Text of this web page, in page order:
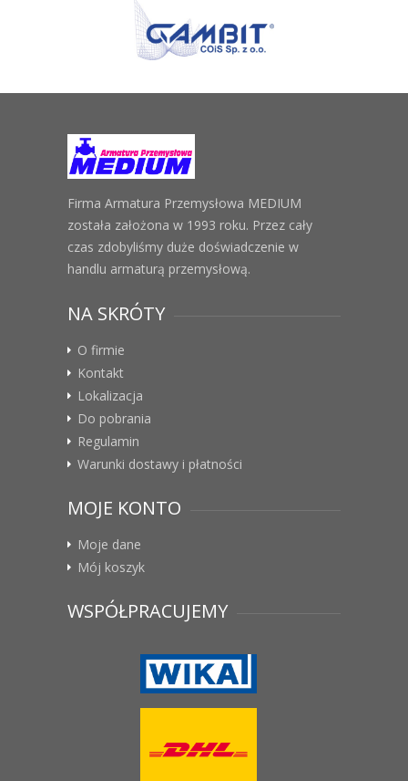
Firma Armatura Przemysłowa MEDIUM
została założona w 1993 roku. Przez cały
czas zdobyliśmy duże doświadczenie w
handlu armaturą przemysłową.
NA SKRÓTY
O firmie
Kontakt
Lokalizacja
Do pobrania
Regulamin
Warunki dostawy i płatności
MOJE KONTO
Moje dane
Mój koszyk
WSPÓŁPRACUJEMY